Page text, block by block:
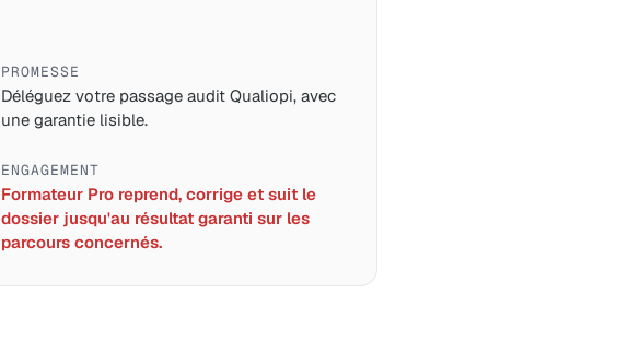
PROMESSE
Déléguez votre passage audit Qualiopi, avec
une garantie lisible.
ENGAGEMENT
Formateur Pro reprend, corrige et suit le
dossier jusqu'au résultat garanti sur les
parcours concernés.